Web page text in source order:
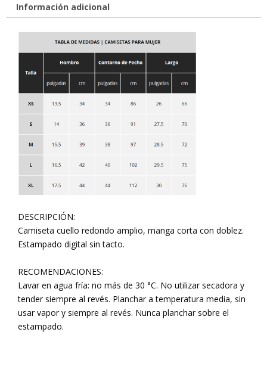
Información adicional
DESCRIPCIÓN:
Camiseta cuello redondo amplio, manga corta con doblez.
Estampado digital sin tacto.
RECOMENDACIONES:
Lavar en agua fría: no más de 30 °C. No utilizar secadora y
tender siempre al revés. Planchar a temperatura media, sin
usar vapor y siempre al revés. Nunca planchar sobre el
estampado.